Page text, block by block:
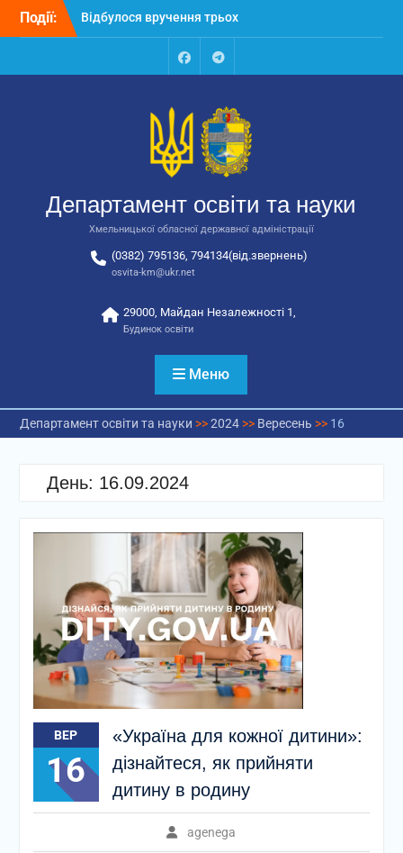
Перейти
Події:
Відбулося вручення трьох
автобусів для потреб
Відбулося засідання
освіти та науки обласної
державної адміністрації
Відбулась обласна
національно-патріотичне
виховання
FacebookTalegram
Департамент освіти та науки
Хмельницької обласної державної адміністрації
(0382) 795136, 794134(від.звернень)
osvita-km@ukr.net
29000, Майдан Незалежності 1,
Будинок освіти
Меню
Департамент освіти та науки >>2024>> Вересень >> 16
День: 16.09.2024
ВЕР
16
«Україна для кожної дитини»:
дізнайтеся, як прийняти
дитину в родину
agenega